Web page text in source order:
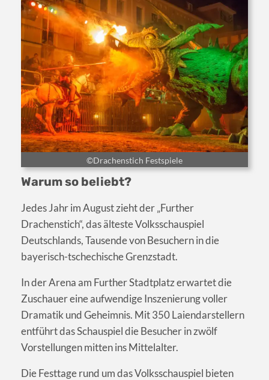
©Drachenstich Festspiele
Warum so beliebt?
Jedes Jahr im August zieht der „Further
Drachenstich“, das älteste Volksschauspiel
Deutschlands, Tausende von Besuchern in die
bayerisch-tschechische Grenzstadt.
In der Arena am Further Stadtplatz erwartet die
Zuschauer eine aufwendige Inszenierung voller
Dramatik und Geheimnis. Mit 350 Laiendarstellern
entführt das Schauspiel die Besucher in zwölf
Vorstellungen mitten ins Mittelalter.
Die Festtage rund um das Volksschauspiel bieten